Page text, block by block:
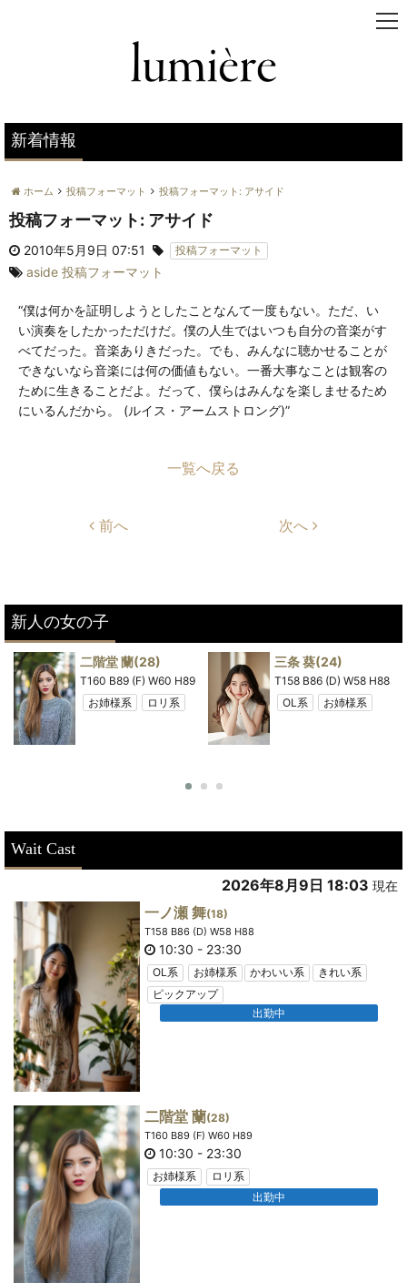
新着情報
ホーム 投稿フォーマット 投稿フォーマット: アサイド
投稿フォーマット: アサイド
2010年5月9日 07:51 投稿フォーマット
aside 投稿フォーマット
“僕は何かを証明しようとしたことなんて一度もない。ただ、い
い演奏をしたかっただけだ。僕の人生ではいつも自分の音楽がす
べてだった。音楽ありきだった。でも、みんなに聴かせることが
できないなら音楽には何の価値もない。一番大事なことは観客の
ために生きることだよ。だって、僕らはみんなを楽しませるため
にいるんだから。 (ルイス・アームストロング)”
前へ
一覧へ戻る
次へ
新人の女の子
二階堂 蘭(28)
T160 B89 (F) W60 H89
お姉様系
ロリ系
三条 葵(24)
T158 B86 (D) W58 H88
OL系
お姉様系
Wait Cast
2026年8月9日 18:03 現在
一ノ瀬 舞(18)
T158 B86 (D) W58 H88
10:30 - 23:30
OL系 お姉様系 かわいい系
きれい系
ピックアップ
出勤中
二階堂 蘭(28)
T160 B89 (F) W60 H89
10:30 - 23:30
お姉様系
ロリ系
出勤中
t